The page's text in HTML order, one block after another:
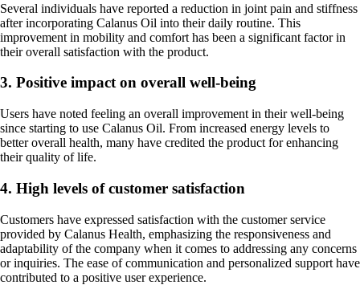
Several individuals have reported a reduction in joint pain and stiffness
after incorporating Calanus Oil into their daily routine. This
improvement in mobility and comfort has been a significant factor in
their overall satisfaction with the product.
3. Positive impact on overall well-being
Users have noted feeling an overall improvement in their well-being
since starting to use Calanus Oil. From increased energy levels to
better overall health, many have credited the product for enhancing
their quality of life.
4. High levels of customer satisfaction
Customers have expressed satisfaction with the customer service
provided by Calanus Health, emphasizing the responsiveness and
adaptability of the company when it comes to addressing any concerns
or inquiries. The ease of communication and personalized support have
contributed to a positive user experience.